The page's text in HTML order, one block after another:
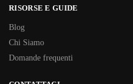
RISORSE E GUIDE
Blog
Chi Siamo
Domande frequenti